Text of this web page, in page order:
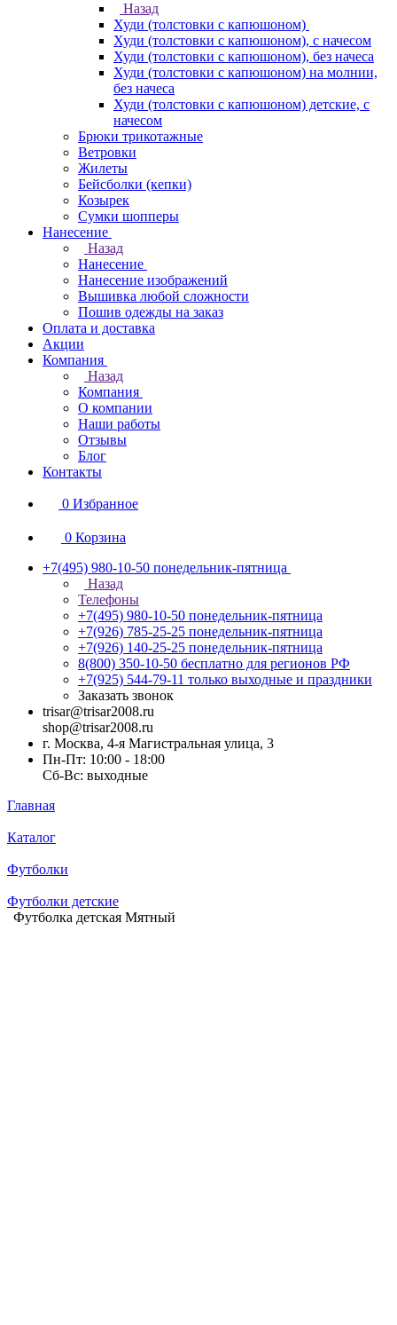
Назад
Худи (толстовки с капюшоном)
Худи (толстовки c капюшоном), с начесом
Худи (толстовки c капюшоном), без начеса
Худи (толстовки с капюшоном) на молнии,
без начеса
Худи (толстовки c капюшоном) детские, с
начесом
Брюки трикотажные
Ветровки
Жилеты
Бейсболки (кепки)
Козырек
Сумки шопперы
Нанесение
Назад
Нанесение
Нанесение изображений
Вышивка любой сложности
Пошив одежды на заказ
Оплата и доставка
Акции
Компания
Назад
Компания
О компании
Наши работы
Отзывы
Блог
Контакты
0 Избранное
0 Корзина
+7(495) 980-10-50 понедельник-пятница
Назад
Телефоны
+7(495) 980-10-50 понедельник-пятница
+7(926) 785-25-25 понедельник-пятница
+7(926) 140-25-25 понедельник-пятница
8(800) 350-10-50 бесплатно для регионов РФ
+7(925) 544-79-11 только выходные и праздники
Заказать звонок
trisar@trisar2008.ru
shop@trisar2008.ru
г. Москва, 4-я Магистральная улица, 3
Пн-Пт: 10:00 - 18:00
Сб-Вс: выходные
Главная
Каталог
Футболки
Футболки детские
Футболка детская Мятный